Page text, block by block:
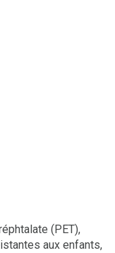
(PET),
aux enfants,